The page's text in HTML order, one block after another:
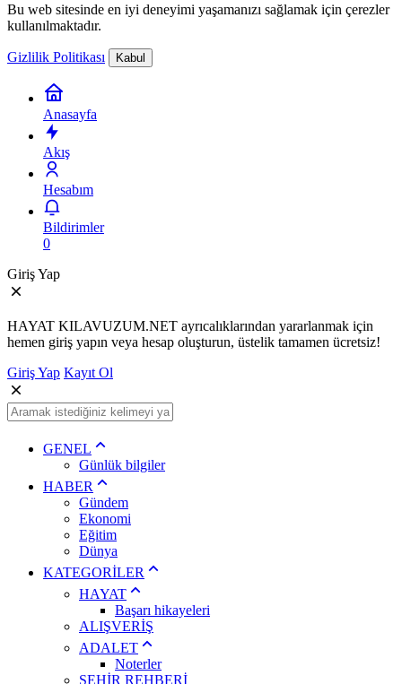
Bu web sitesinde en iyi deneyimi yaşamanızı sağlamak için çerezler
kullanılmaktadır.
Gizlilik Politikası Kabul
Anasayfa
Akış
Hesabım
Bildirimler
0
Giriş Yap
HAYAT KILAVUZUM.NET ayrıcalıklarından yararlanmak için
hemen giriş yapın veya hesap oluşturun, üstelik tamamen ücretsiz!
Giriş Yap Kayıt Ol
GENEL
Günlük bilgiler
HABER
Gündem
Ekonomi
Eğitim
Dünya
KATEGORİLER
HAYAT
Başarı hikayeleri
ALIŞVERİŞ
ADALET
Noterler
ŞEHİR REHBERİ